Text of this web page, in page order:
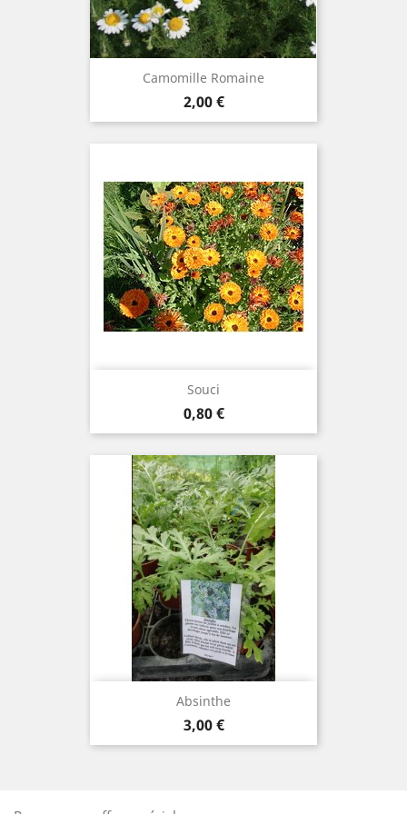
Camomille Romaine
Prix
2,00 €
Souci
Prix
0,80 €
Absinthe
Prix
3,00 €